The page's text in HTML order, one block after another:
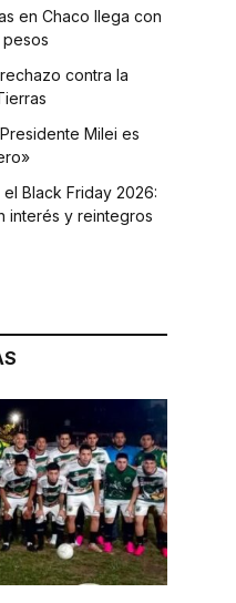
en Chaco llega con
contra la
Milei es
Black Friday 2026:
interés y reintegros